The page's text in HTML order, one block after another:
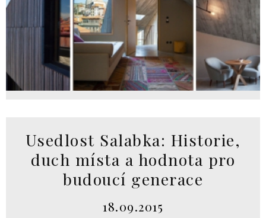
Usedlost Salabka: Historie,
duch místa a hodnota pro
budoucí generace
18.09.2015